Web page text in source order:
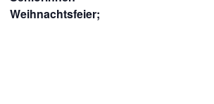
Weihnachtsfeier;